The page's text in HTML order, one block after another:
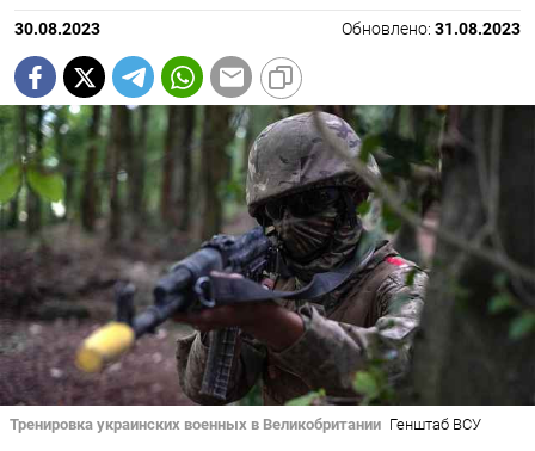
30.08.2023 Обновлено: 31.08.2023
Тренировка украинских военных в Великобритании Генштаб ВСУ